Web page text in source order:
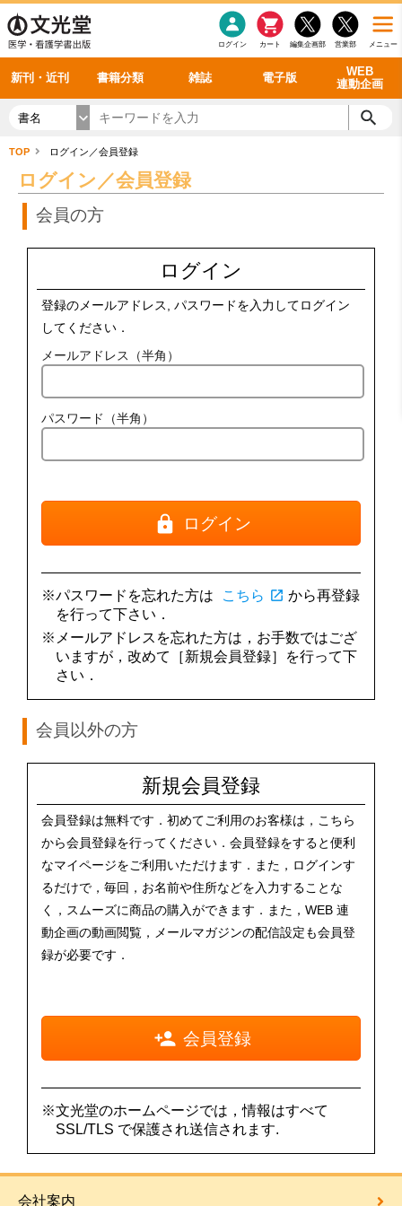
メニュー
営業部
編集企画部
カート
ログイン
新刊・近刊 書籍分類 雑誌 電子版
WEB
連動企画
感染症 老年医学
看護・介護
呼吸器
循環器
シリーズ一覧
雑誌投稿規定
理学療法
雑誌案内・年間購読 最新号 バックナンバー
電子書籍
電子雑誌
書籍「データに基づく臨床動作分析」WEB動画
書籍「眼手術学」WEB動画
書籍「神経症候学 II 改訂第二版」 WEB動画
新刊一覧
今後の発行予定
書名
TOP ログイン／会員登録
ログイン／会員登録
会員の方
ログイン
登録のメールアドレス, パスワードを入力してログイン
してください．
メールアドレス（半角）
パスワード（半角）
ログイン
※パスワードを忘れた方は こちら open_in_new から再登録
を行って下さい．
※メールアドレスを忘れた方は，お手数ではござ
いますが，改めて［新規会員登録］を行って下
さい．
会員以外の方
新規会員登録
会員登録は無料です．初めてご利用のお客様は，こちら
から会員登録を行ってください．会員登録をすると便利
なマイページをご利用いただけます．また，ログインす
るだけで，毎回，お名前や住所などを入力することな
く，スムーズに商品の購入ができます．また，WEB 連
動企画の動画閲覧，メールマガジンの配信設定も会員登
録が必要です．
会員登録
※文光堂のホームページでは，情報はすべて
SSL/TLS で保護され送信されます.
会社案内